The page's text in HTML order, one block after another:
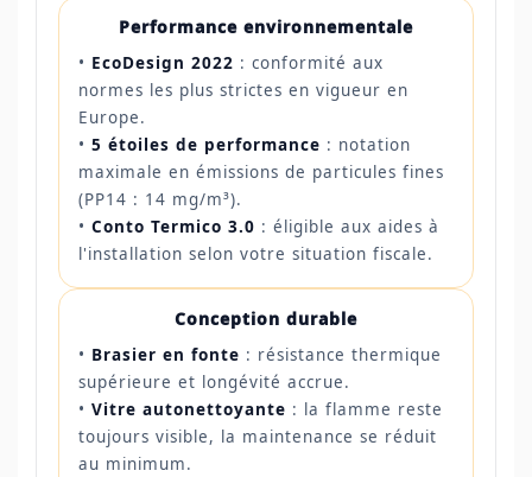
Performance environnementale
• EcoDesign 2022 : conformité aux
normes les plus strictes en vigueur en
Europe.
• 5 étoiles de performance : notation
maximale en émissions de particules fines
(PP14 : 14 mg/m³).
• Conto Termico 3.0 : éligible aux aides à
l'installation selon votre situation fiscale.
Conception durable
• Brasier en fonte : résistance thermique
supérieure et longévité accrue.
• Vitre autonettoyante : la flamme reste
toujours visible, la maintenance se réduit
au minimum.